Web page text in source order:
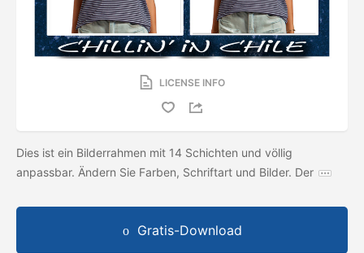
LICENSE INFO
Dies ist ein Bilderrahmen mit 14 Schichten und völlig
anpassbar. Ändern Sie Farben, Schriftart und Bilder. Der
Gratis-Download